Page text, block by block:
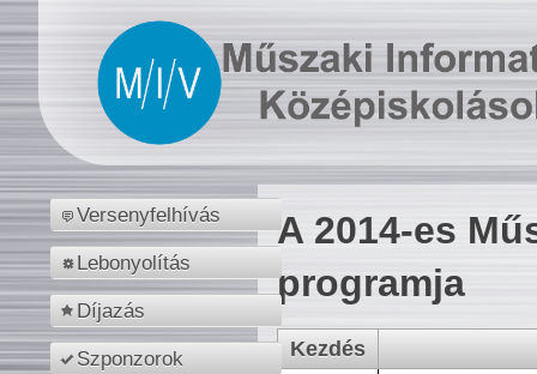
Versenyfelhívás
Lebonyolítás
Díjazás
Szponzorok
A 2014-es
programja
Kezdés